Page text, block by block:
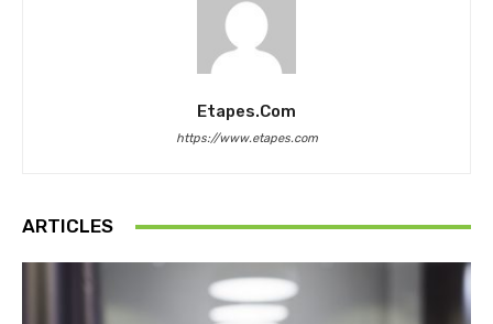
Etapes.com
https://www.etapes.com
ARTICLES